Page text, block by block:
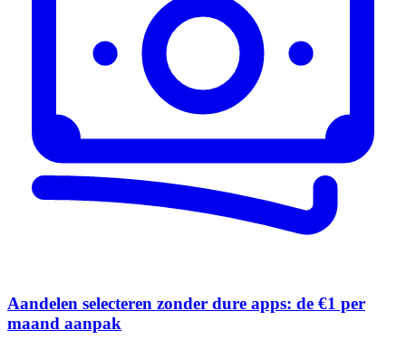
Aandelen selecteren zonder dure apps: de €1 per
maand aanpak